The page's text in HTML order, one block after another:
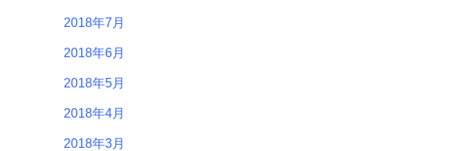
2018年7月
2018年6月
2018年5月
2018年4月
2018年3月